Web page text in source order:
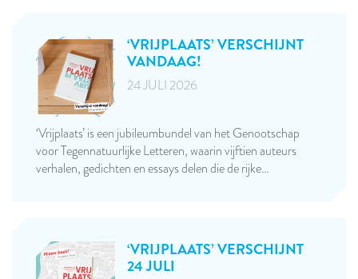
‘VRIJPLAATS’ VERSCHIJNT
VANDAAG!
24 JULI 2026
‘Vrijplaats’ is een jubileumbundel van het Genootschap
voor Tegennatuurlijke Letteren, waarin vijftien auteurs
verhalen, gedichten en essays delen die de rijke…
‘VRIJPLAATS’ VERSCHIJNT
24 JULI